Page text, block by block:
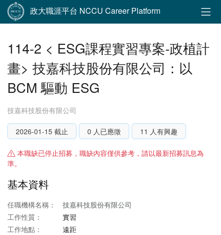
政大職涯平台 NCCU Career Platform
114-2 < ESG課程實習專案-政植計
畫> 技嘉科技股份有限公司：以
BCM 驅動 ESG
技嘉科技股份有限公司
2026-01-15 截止 0 人已應徵 11 人有興趣
本職缺已停止招募，職缺內容僅供參考，請以最新招募訊息為
準。
基本資料
任職機構名稱：
技嘉科技股份有限公司
工作性質：
實習
工作地點：
遠距